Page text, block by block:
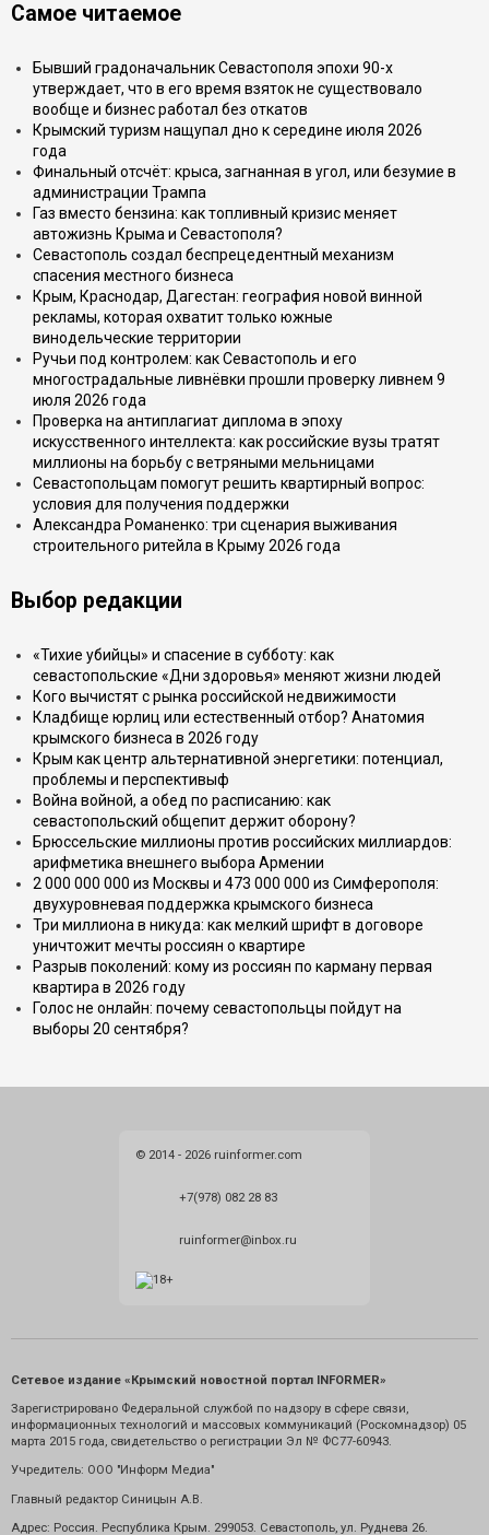
Самое читаемое
Бывший градоначальник Севастополя эпохи 90-х
утверждает, что в его время взяток не существовало
вообще и бизнес работал без откатов
Крымский туризм нащупал дно к середине июля 2026
года
Финальный отсчёт: крыса, загнанная в угол, или безумие в
администрации Трампа
Газ вместо бензина: как топливный кризис меняет
автожизнь Крыма и Севастополя?
Севастополь создал беспрецедентный механизм
спасения местного бизнеса
Крым, Краснодар, Дагестан: география новой винной
рекламы, которая охватит только южные
винодельческие территории
Ручьи под контролем: как Севастополь и его
многострадальные ливнёвки прошли проверку ливнем 9
июля 2026 года
Проверка на антиплагиат диплома в эпоху
искусственного интеллекта: как российские вузы тратят
миллионы на борьбу с ветряными мельницами
Севастопольцам помогут решить квартирный вопрос:
условия для получения поддержки
Александра Романенко: три сценария выживания
строительного ритейла в Крыму 2026 года
Выбор редакции
«Тихие убийцы» и спасение в субботу: как
севастопольские «Дни здоровья» меняют жизни людей
Кого вычистят с рынка российской недвижимости
Кладбище юрлиц или естественный отбор? Анатомия
крымского бизнеса в 2026 году
Крым как центр альтернативной энергетики: потенциал,
проблемы и перспективыф
Война войной, а обед по расписанию: как
севастопольский общепит держит оборону?
Брюссельские миллионы против российских миллиардов:
арифметика внешнего выбора Армении
2 000 000 000 из Москвы и 473 000 000 из Симферополя:
двухуровневая поддержка крымского бизнеса
Три миллиона в никуда: как мелкий шрифт в договоре
уничтожит мечты россиян о квартире
Разрыв поколений: кому из россиян по карману первая
квартира в 2026 году
Голос не онлайн: почему севастопольцы пойдут на
выборы 20 сентября?
© 2014 - 2026 ruinformer.com
+7(978) 082 28 83
ruinformer@inbox.ru
Сетевое издание «Крымский новостной портал INFORMER»
Зарегистрировано Федеральной службой по надзору в сфере связи,
информационных технологий и массовых коммуникаций (Роскомнадзор) 05
марта 2015 года, свидетельство о регистрации Эл № ФС77-60943.
Учредитель: ООО "Информ Медиа"
Главный редактор Синицын А.В.
Адрес: Россия. Республика Крым. 299053. Севастополь, ул. Руднева 26.